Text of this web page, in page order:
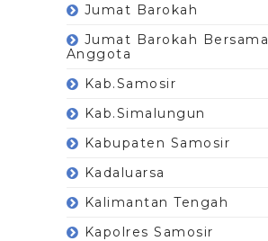
Jumat Barokah
Jumat Barokah Bersama
Anggota
Kab.Samosir
Kab.Simalungun
Kabupaten Samosir
Kadaluarsa
Kalimantan Tengah
Kapolres Samosir